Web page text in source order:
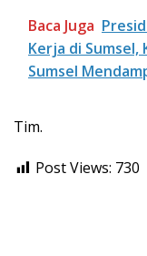
Baca Juga
Kerja di Sumsel,
Sumsel
Tim.
Post Views: 730